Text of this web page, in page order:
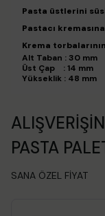
Pasta üstlerini
Pastacı
Krema
Alt Taban : 30 mm
Üst Çap : 14 mm
Yükseklik : 48 mm
PASTA
SANA ÖZEL FİYAT